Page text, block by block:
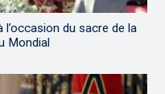
du sacre de la
Mondial